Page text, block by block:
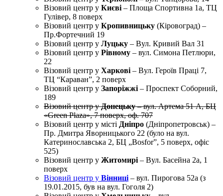
Візовий центр у Києві – Площа Спортивна 1а, ТЦ
Гулівер, 8 поверх
Візовий центр у Кропивницьку (Кіровоград) –
Пр.Фортечний 19
Візовий центр у Луцьку – Вул. Кривий Вал 31
Візовий центр у Рівному – вул. Симона Петлюри,
22
Візовий центр у Харкові – Вул. Героїв Праці 7,
ТЦ “Караван”, 2 поверх
Візовий центр у Запоріжжі – Проспект Соборний,
189
Візовий центр уДонецьку– вул. Артема 51 А, БЦ
«Green Plaza», 7 поверх, оф. 707
Візовий центр у місті Дніпро (Дніпропетровськ) –
Пр. Дмитра Яворницького 22 (було на вул.
Катеринославська 2, БЦ „Bosfor”, 5 поверх, офіс
525)
Візовий центр у Житомирі – Вул. Басейна 2a, 1
поверх
Візовий центр у Вінниці – вул. Пирогова 52а (з
19.01.2015, був на вул. Гоголя 2)